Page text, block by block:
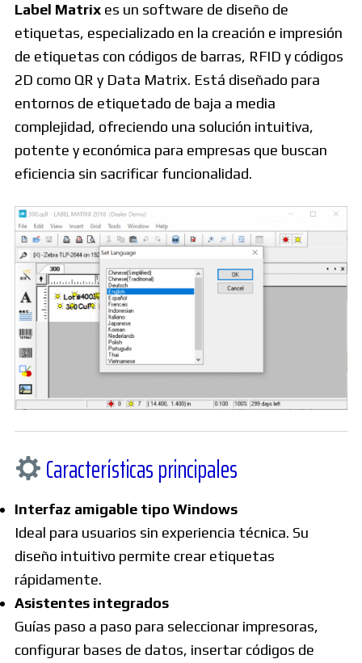
Label Matrix es un software de diseño de
etiquetas, especializado en la creación e impresión
de etiquetas con códigos de barras, RFID y códigos
2D como QR y Data Matrix. Está diseñado para
entornos de etiquetado de baja a media
complejidad, ofreciendo una solución intuitiva,
potente y económica para empresas que buscan
eficiencia sin sacrificar funcionalidad.
Características principales
Interfaz amigable tipo Windows
Ideal para usuarios sin experiencia técnica. Su
diseño intuitivo permite crear etiquetas
rápidamente.
Asistentes integrados
Guías paso a paso para seleccionar impresoras,
configurar bases de datos, insertar códigos de